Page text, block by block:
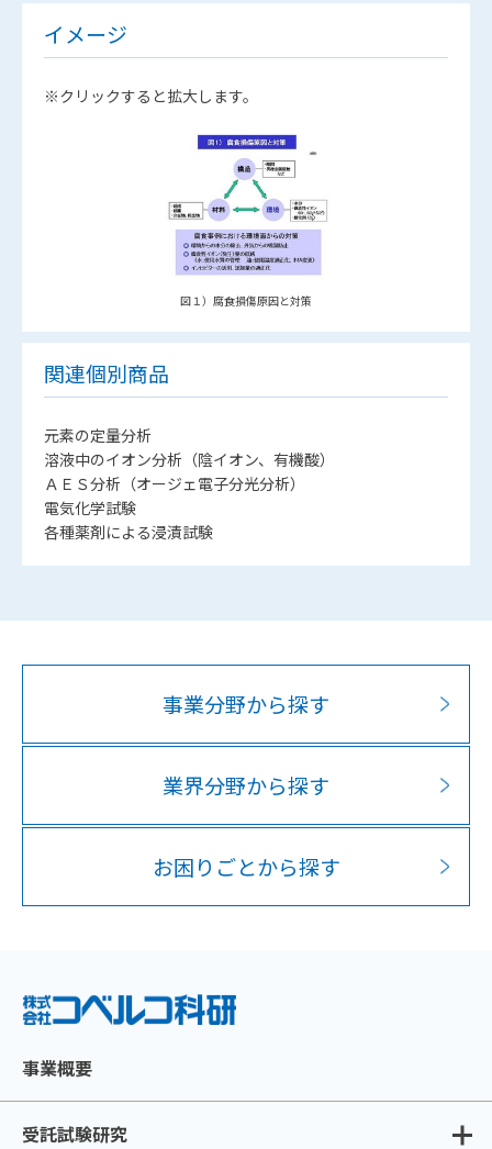
イメージ
※クリックすると拡大します。
図１）腐食損傷原因と対策
関連個別商品
元素の定量分析
溶液中のイオン分析（陰イオン、有機酸）
ＡＥＳ分析（オージェ電子分光分析）
電気化学試験
各種薬剤による浸漬試験
事業分野から探す
業界分野から探す
お困りごとから探す
事業概要
受託試験研究